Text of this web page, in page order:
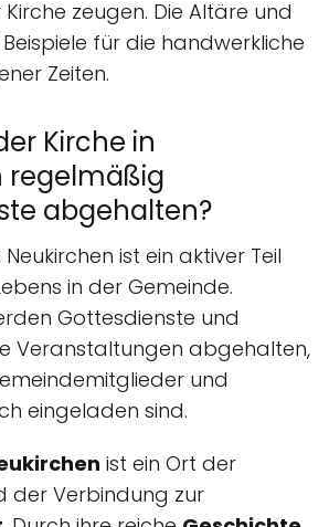
zeugen. Die Altäre und
für die handwerkliche
Zeiten.
Kirche in
regelmäßig
abgehalten?
ist ein aktiver Teil
in der Gemeinde.
Gottesdienste und
Veranstaltungen abgehalten,
und
eingeladen sind.
ist ein Ort der
der Verbindung zur